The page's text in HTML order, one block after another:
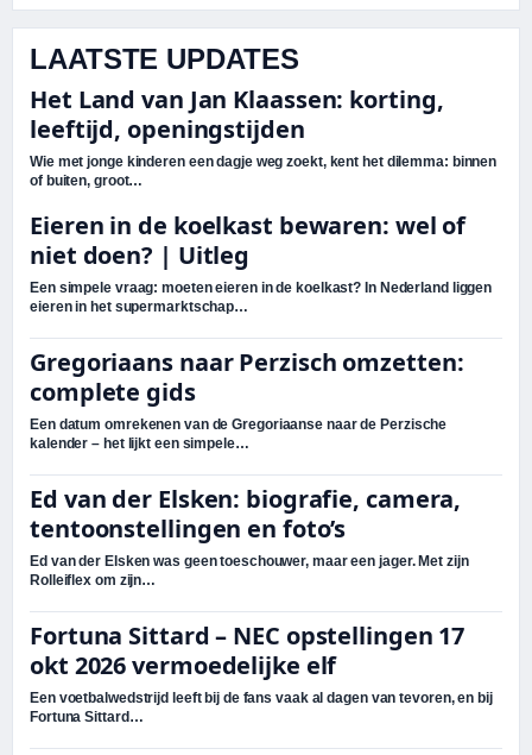
LAATSTE UPDATES
Het Land van Jan Klaassen: korting,
leeftijd, openingstijden
Wie met jonge kinderen een dagje weg zoekt, kent het dilemma: binnen
of buiten, groot…
Eieren in de koelkast bewaren: wel of
niet doen? | Uitleg
Een simpele vraag: moeten eieren in de koelkast? In Nederland liggen
eieren in het supermarktschap…
Gregoriaans naar Perzisch omzetten:
complete gids
Een datum omrekenen van de Gregoriaanse naar de Perzische
kalender – het lijkt een simpele…
Ed van der Elsken: biografie, camera,
tentoonstellingen en foto’s
Ed van der Elsken was geen toeschouwer, maar een jager. Met zijn
Rolleiflex om zijn…
Fortuna Sittard – NEC opstellingen 17
okt 2026 vermoedelijke elf
Een voetbalwedstrijd leeft bij de fans vaak al dagen van tevoren, en bij
Fortuna Sittard…